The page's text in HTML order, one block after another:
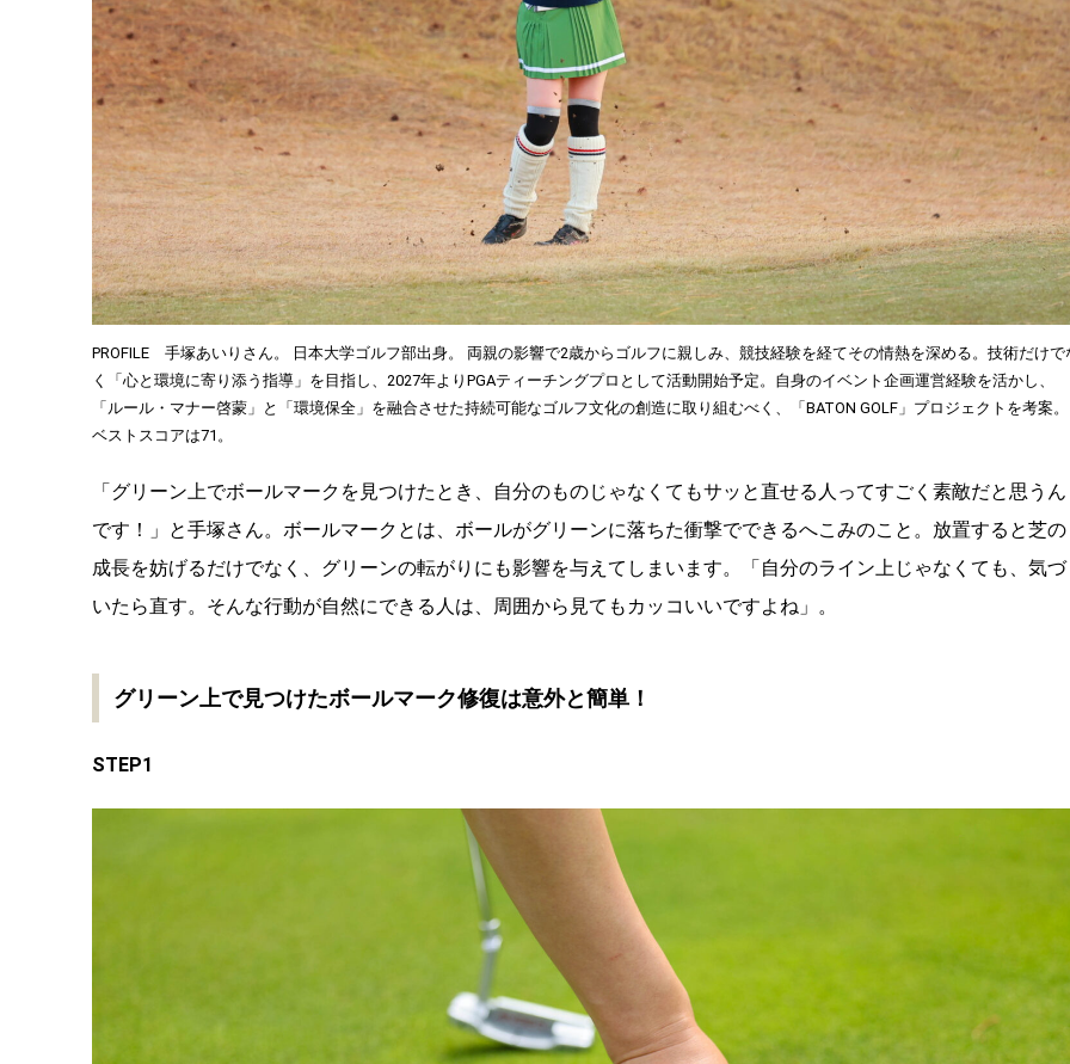
PROFILE 手塚あいりさん。 日本大学ゴルフ部出身。 両親の影響で2歳からゴルフに親しみ、競技経験を経てその情熱を深める。技術だけで
く「心と環境に寄り添う指導」を目指し、2027年よりPGAティーチングプロとして活動開始予定。自身のイベント企画運営経験を活かし、
「ルール・マナー啓蒙」と「環境保全」を融合させた持続可能なゴルフ文化の創造に取り組むべく、「BATON GOLF」プロジェクトを考案。
ベストスコアは71。
「グリーン上でボールマークを見つけたとき、自分のものじゃなくてもサッと直せる人ってすごく素敵だと思うん
です！」と手塚さん。ボールマークとは、ボールがグリーンに落ちた衝撃でできるへこみのこと。放置すると芝の
成長を妨げるだけでなく、グリーンの転がりにも影響を与えてしまいます。「自分のライン上じゃなくても、気づ
いたら直す。そんな行動が自然にできる人は、周囲から見てもカッコいいですよね」。
グリーン上で見つけたボールマーク修復は意外と簡単！
STEP1